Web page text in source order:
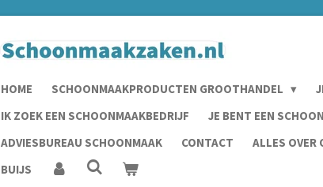
HOME SCHOONMAAKPRODUCTEN GROOTHANDEL
IK ZOEK EEN SCHOONMAAKBEDRIJF
JE BENT EEN
ADVIESBUREAU SCHOONMAAK
CONTACT ALLES OVER
BUIJS